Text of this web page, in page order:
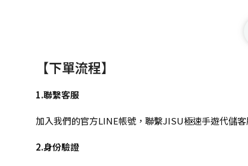
【下單流程】
1.聯繫客服
加入我們的官方LINE帳號，聯繫JISU極速手遊代儲客
2.身份驗證